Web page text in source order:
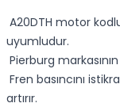
A20DTH motor
uyumludur.
Pierburg
Fren basıncını
artırır.